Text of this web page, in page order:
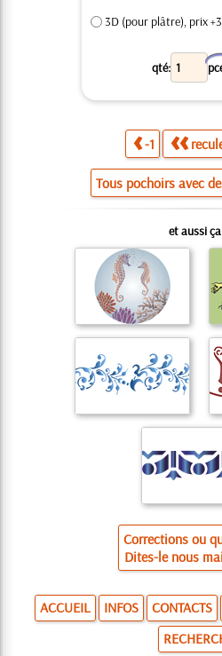
3D (pour plâtre), prix
qté:
-1
Tous pochoirs avec
et aussi
Corrections ou
Dites-le nous
ACCUEIL INFOS CONTACTS